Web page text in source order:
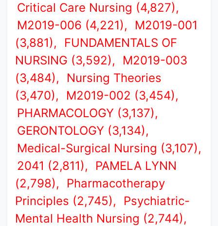
Critical Care Nursing (4,827),
M2019-006 (4,221),
M2019-001
(3,881),
FUNDAMENTALS OF
NURSING (3,592),
M2019-003
(3,484),
Nursing Theories
(3,470),
M2019-002 (3,454),
PHARMACOLOGY (3,137),
GERONTOLOGY (3,134),
Medical-Surgical Nursing (3,107),
2041 (2,811),
PAMELA LYNN
(2,798),
Pharmacotherapy
Principles (2,745),
Psychiatric-
Mental Health Nursing (2,744),